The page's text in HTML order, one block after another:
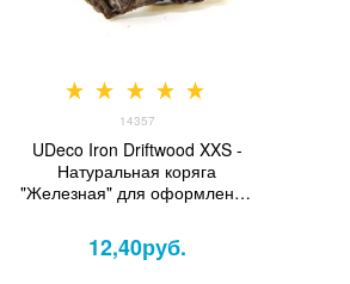
14357
UDeco Iron Driftwood XXS -
Натуральная коряга
"Железная" для оформления
шт.
12,40руб.